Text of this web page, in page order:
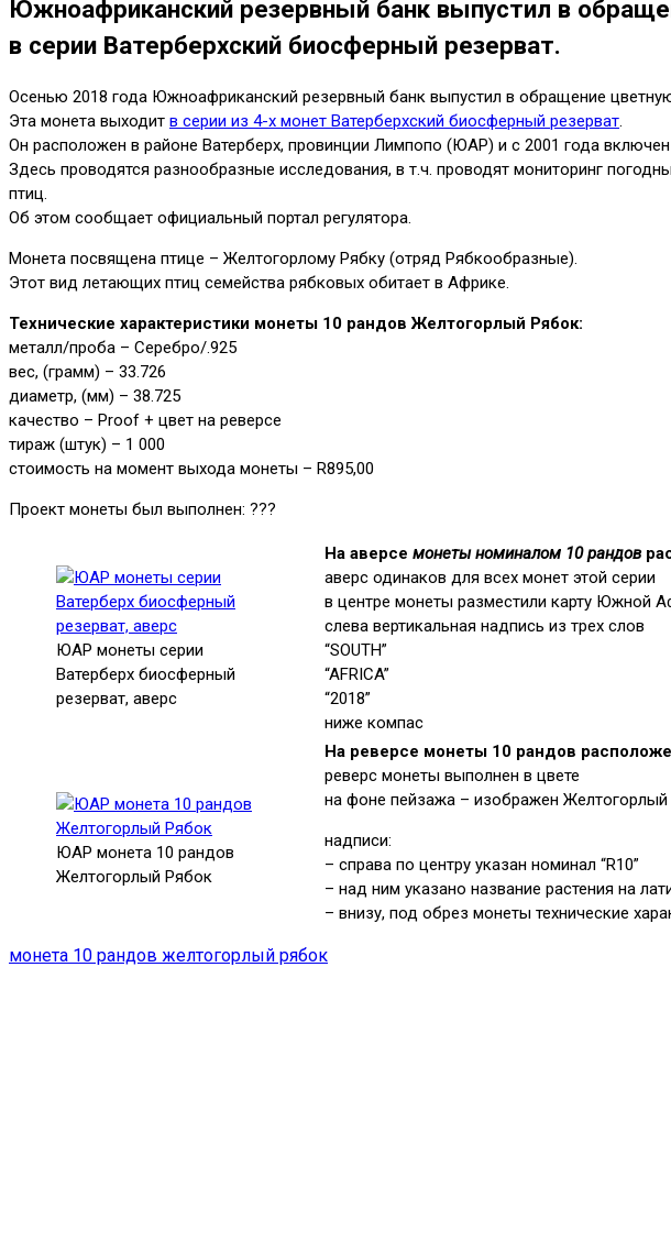
Южноафриканский резервный банк выпустил в
в серии Ватерберхский биосферный резерват.
Осенью 2018 года Южноафриканский резервный банк выпустил в обращение
Эта монета выходит в серии из 4-х монет Ватерберхский биосферный резерват.
Он расположен в районе Ватерберх, провинции Лимпопо (ЮАР) и с 2001 года
Здесь проводятся разнообразные исследования, в т.ч. проводят мониторинг
птиц.
Об этом сообщает официальный портал регулятора.
Монета посвящена птице – Желтогорлому Рябку (отряд Рябкообразные).
Этот вид летающих птиц семейства рябковых обитает в Африке.
Технические характеристики монеты 10 рандов Желтогорлый Рябок:
металл/проба – Серебро/.925
вес, (грамм) – 33.726
диаметр, (мм) – 38.725
качество – Proof + цвет на реверсе
тираж (штук) – 1 000
стоимость на момент выхода монеты – R895,00
Проект монеты был выполнен: ???
ЮАР монеты серии
Ватерберх биосферный
резерват, аверс
На аверсе монеты номиналом 10 рандов
аверс одинаков для всех монет этой серии
в центре монеты разместили карту Южной
слева вертикальная надпись из трех слов
“SOUTH”
“AFRICA”
“2018”
ниже компас
ЮАР монета 10 рандов
Желтогорлый Рябок
На реверсе монеты 10 рандов
реверс монеты выполнен в цвете
на фоне пейзажа – изображен Желтогорлый
надписи:
– справа по центру указан номинал “R10”
– над ним указано название растения на
– внизу, под обрез монеты технические
монета 10 рандов желтогорлый рябок